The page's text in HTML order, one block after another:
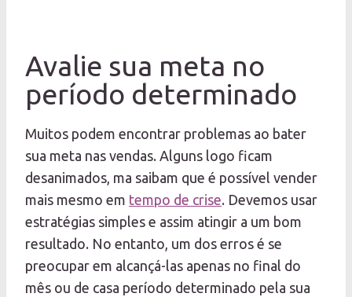
Avalie sua meta no
período determinado
Muitos podem encontrar problemas ao bater
sua meta nas vendas. Alguns logo ficam
desanimados, ma saibam que é possível vender
mais mesmo em tempo de crise. Devemos usar
estratégias simples e assim atingir a um bom
resultado. No entanto, um dos erros é se
preocupar em alcançá-las apenas no final do
mês ou de casa período determinado pela sua